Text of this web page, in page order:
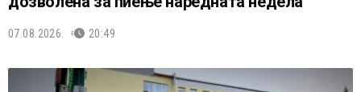
07.08.2026. 20:49